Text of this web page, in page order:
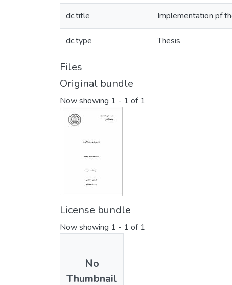
dc.title Implementation pf
dc.type Thesis
Files
Original bundle
Now showing 1 - 1 of 1
License bundle
Now showing 1 - 1 of 1
No
Thumbnail